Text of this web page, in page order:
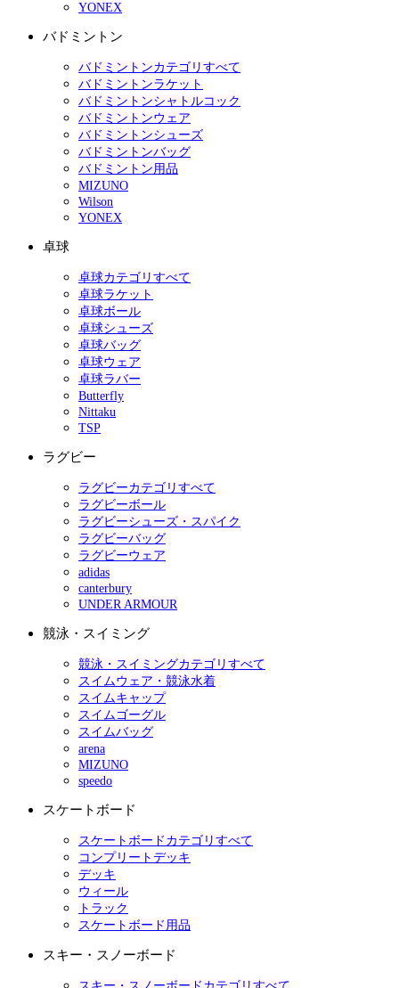
YONEX
バドミントン
バドミントンカテゴリすべて
バドミントンラケット
バドミントンシャトルコック
バドミントンウェア
バドミントンシューズ
バドミントンバッグ
バドミントン用品
MIZUNO
Wilson
YONEX
卓球
卓球カテゴリすべて
卓球ラケット
卓球ボール
卓球シューズ
卓球バッグ
卓球ウェア
卓球ラバー
Butterfly
Nittaku
TSP
ラグビー
ラグビーカテゴリすべて
ラグビーボール
ラグビーシューズ・スパイク
ラグビーバッグ
ラグビーウェア
adidas
canterbury
UNDER ARMOUR
競泳・スイミング
競泳・スイミングカテゴリすべて
スイムウェア・競泳水着
スイムキャップ
スイムゴーグル
スイムバッグ
arena
MIZUNO
speedo
スケートボード
スケートボードカテゴリすべて
コンプリートデッキ
デッキ
ウィール
トラック
スケートボード用品
スキー・スノーボード